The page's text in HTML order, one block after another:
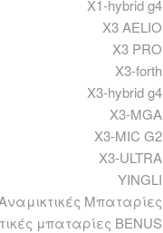
X1-hybrid g4
X3 AELIO
X3 PRO
X3-forth
X3-hybrid g4
X3-MGA
X3-MIC G2
X3-ULTRA
YINGLI
Μπαταρίες
μπαταρίες BENUS